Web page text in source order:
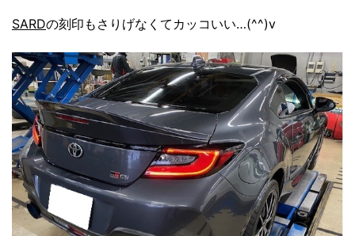
SARDの刻印もさりげなくてカッコいい…(^^)v